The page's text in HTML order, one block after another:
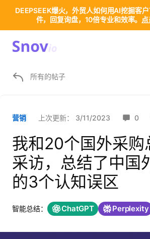
所有的帖子
营销 上次更新： 3/11/2023 0
我和20个国外采购
采访，总结了中国
的3个认知误区
智能总结： ChatGPT Perplexity
DEEPSEEK爆火，外贸人如何用AI挖掘客
件，回复询盘，10倍专业和效率。